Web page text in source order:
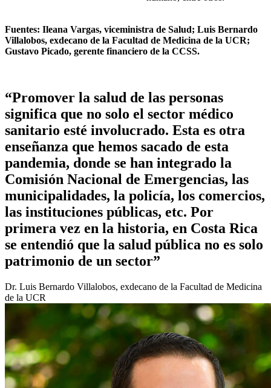
Fuentes: Ileana Vargas, viceministra de Salud; Luis Bernardo
Villalobos, exdecano de la Facultad de Medicina de la UCR;
Gustavo Picado, gerente financiero de la CCSS.
“Promover la salud de las personas
significa que no solo el sector médico
sanitario esté involucrado. Esta es otra
enseñanza que hemos sacado de esta
pandemia, donde se han integrado la
Comisión Nacional de Emergencias, las
municipalidades, la policía, los comercios,
las instituciones públicas, etc. Por
primera vez en la historia, en Costa Rica
se entendió que la salud pública no es solo
patrimonio de un sector”
Dr. Luis Bernardo Villalobos, exdecano de la Facultad de Medicina
de la UCR